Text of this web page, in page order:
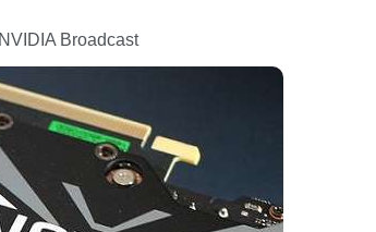
Broadcast